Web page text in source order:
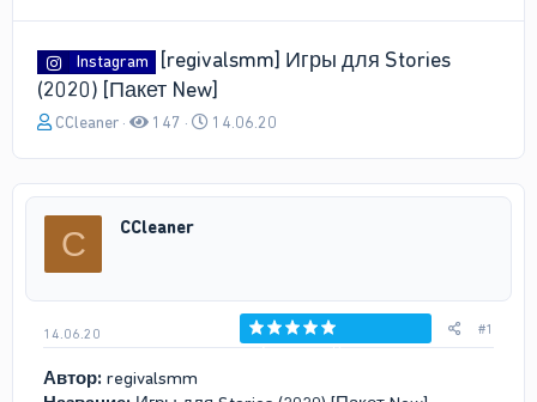
Instagram
[regivalsmm] Игры для Stories
(2020) [Пакет New]
А
о
р
ы
CCleaner 147
Д
а
л
14.06.20
C CCleaner
14.06.20
Голосов: 0
#1
Автор: regivalsmm